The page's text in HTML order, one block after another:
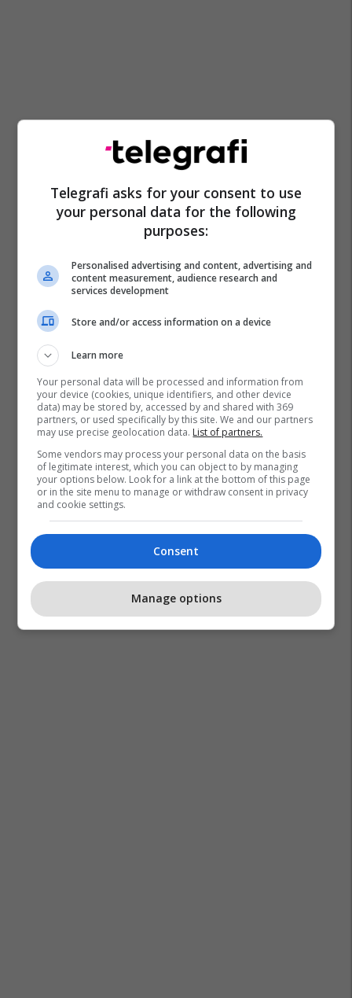
Telegrafi asks for your consent to use
your personal data for the following
purposes:
Personalised advertising and content, advertising and
content measurement, audience research and
services development
Store and/or access information on a device
Learn more
Your personal data will be processed and information from
your device (cookies, unique identifiers, and other device
data) may be stored by, accessed by and shared with 369
partners, or used specifically by this site. We and our partners
may use precise geolocation data. List of partners.
Some vendors may process your personal data on the basis
of legitimate interest, which you can object to by managing
your options below. Look for a link at the bottom of this page
or in the site menu to manage or withdraw consent in privacy
and cookie settings.
Consent
Manage options